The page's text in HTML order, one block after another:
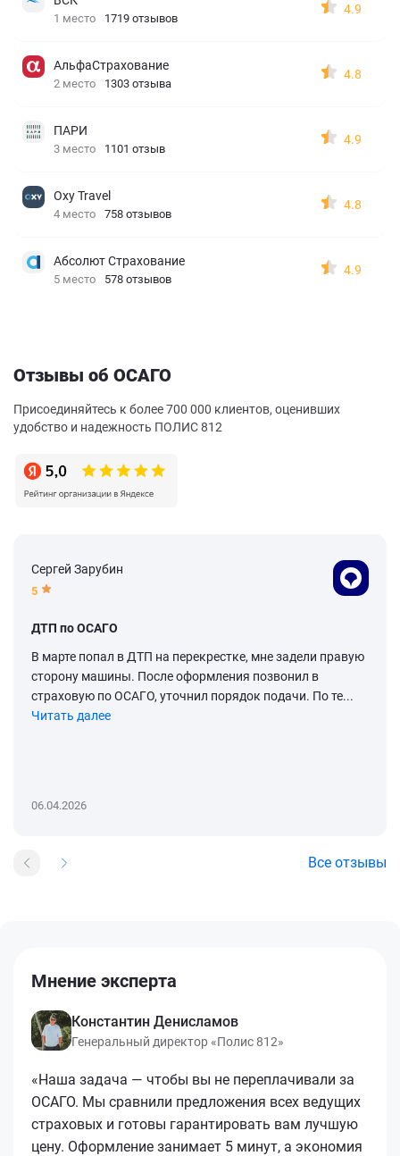
1 место 1719 отзывов
4.9
АльфаСтрахование
2 место 1303 отзыва
4.8
ПАРИ
3 место 1101 отзыв
4.9
Oxy Travel
4 место 758 отзывов
4.8
Абсолют Страхование
5 место 578 отзывов
4.9
Отзывы об ОСАГО
Присоединяйтесь к более 700 000 клиентов, оценивших
удобство и надежность ПОЛИС 812
Сергей Зарубин
5
ДТП по ОСАГО
В марте попал в ДТП на перекрестке, мне задели правую
сторону машины. После оформления позвонил в
страховую по ОСАГО, уточнил порядок подачи. По те...
Читать далее
06.04.2026
Все отзывы
Мнение эксперта
Константин Денисламов
Генеральный директор «Полис 812»
«Наша задача — чтобы вы не переплачивали за
ОСАГО. Мы сравнили предложения всех ведущих
страховых и готовы гарантировать вам лучшую
цену. Оформление занимает 5 минут, а экономия